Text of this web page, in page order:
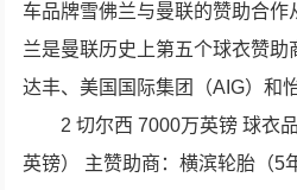
车品牌雪佛兰与曼联的赞助合
兰是曼联历史上第五个球衣赞
达丰、美国国际集团（AIG）和
2 切尔西 7000万英镑 球衣
英镑） 主赞助商：横滨轮胎（5